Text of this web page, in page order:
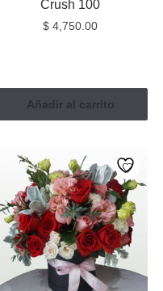
Crush 100
$ 4,750.00
Añadir al carrito